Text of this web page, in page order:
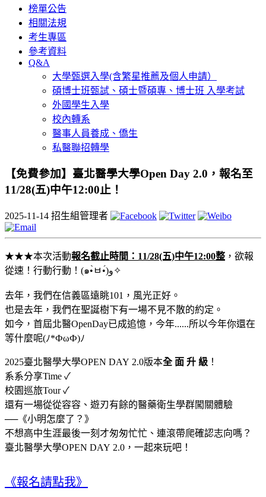
榜單公告
相關法規
考生專區
參考資料
Q&A
大學甄選入學(含繁星推薦及個人申請）
碩博士班甄試、碩士暨碩專、博士班 入學考試
外國學生入學
校內轉系
醫事人員養成、僑生
私醫聯招轉學
【免費參加】臺北醫學大學Open Day 2.0，報名至
11/28(五)中午12:00止！
2025-11-14 招生組管理者
★★★本次活動報名截止時間：11/28(五)中午12:00整 ，欲報
從速！行動行動！(๑•̀ㅂ•́)و✧
去年，我們在信義區遠眺101，風光正好。
也是去年，我們在聖誕樹下有一場不見不散的約定。
如今，首屆北醫OpenDay已成追憶，今年......所以今年你還在
等什麼呢(ﾉ*ФωФ)ﾉ
2025臺北醫學大學OPEN DAY 2.0版本全 面 升 級 ！
系系分享Time ✓
校園巡旅Tour ✓
還有一場從從容容、遊刃有餘的醫藥衛生學群闖關體驗
──《小明怎麼了？》
不想高中生涯最後一刻才匆匆忙忙、連滾帶爬確認志向嗎？
臺北醫學大學OPEN DAY 2.0，一起來玩吧！
《報名請點我》